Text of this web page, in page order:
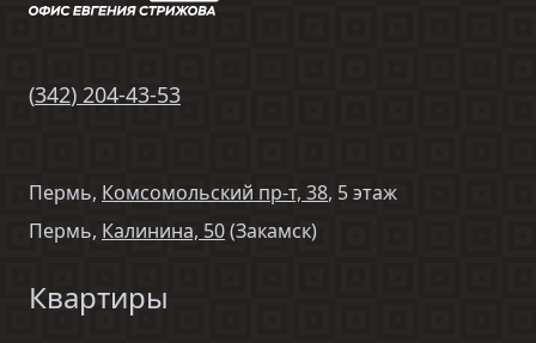
(342) 204-43-53
Пермь, Комсомольский пр-т, 38, 5 этаж
Пермь, Калинина, 50(Закамск)
Квартиры